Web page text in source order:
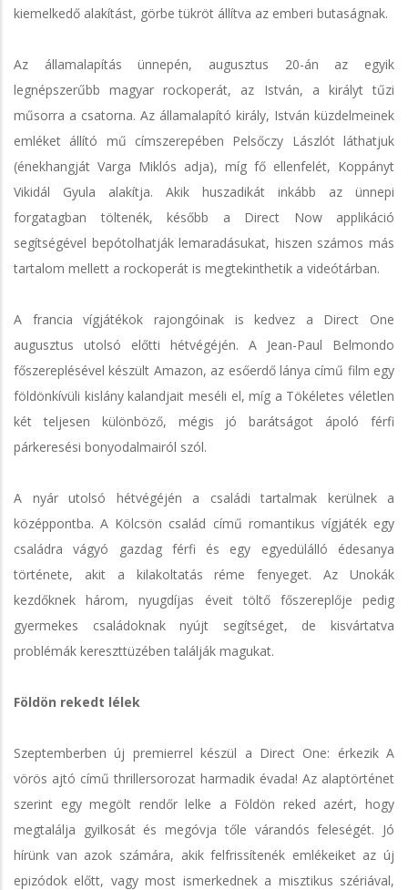
kiemelkedő alakítást, görbe tükröt állítva az emberi butaságnak.
Az államalapítás ünnepén, augusztus 20-án az egyik
legnépszerűbb magyar rockoperát, az István, a királyt tűzi
műsorra a csatorna. Az államalapító király, István küzdelmeinek
emléket állító mű címszerepében Pelsőczy Lászlót láthatjuk
(énekhangját Varga Miklós adja), míg fő ellenfelét, Koppányt
Vikidál Gyula alakítja. Akik huszadikát inkább az ünnepi
forgatagban töltenék, később a Direct Now applikáció
segítségével bepótolhatják lemaradásukat, hiszen számos más
tartalom mellett a rockoperát is megtekinthetik a videótárban.
A francia vígjátékok rajongóinak is kedvez a Direct One
augusztus utolsó előtti hétvégéjén. A Jean-Paul Belmondo
főszereplésével készült Amazon, az esőerdő lánya című film egy
földönkívüli kislány kalandjait meséli el, míg a Tökéletes véletlen
két teljesen különböző, mégis jó barátságot ápoló férfi
párkeresési bonyodalmairól szól.
A nyár utolsó hétvégéjén a családi tartalmak kerülnek a
középpontba. A Kölcsön család című romantikus vígjáték egy
családra vágyó gazdag férfi és egy egyedülálló édesanya
története, akit a kilakoltatás réme fenyeget. Az Unokák
kezdőknek három, nyugdíjas éveit töltő főszereplője pedig
gyermekes családoknak nyújt segítséget, de kisvártatva
problémák kereszttüzében találják magukat.
Földön rekedt lélek
Szeptemberben új premierrel készül a Direct One: érkezik A
vörös ajtó című thrillersorozat harmadik évada! Az alaptörténet
szerint egy megölt rendőr lelke a Földön reked azért, hogy
megtalálja gyilkosát és megóvja tőle várandós feleségét. Jó
hírünk van azok számára, akik felfrissítenék emlékeiket az új
epizódok előtt, vagy most ismerkednek a misztikus szériával,